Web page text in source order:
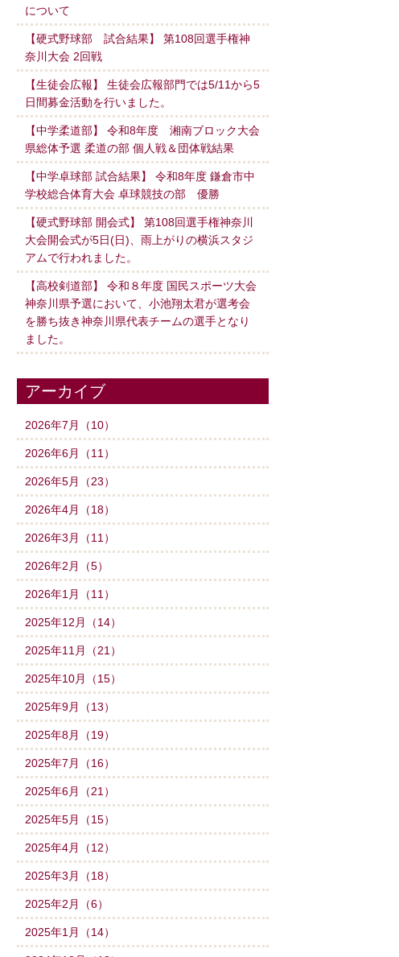
について
【硬式野球部 試合結果】 第108回選手権神
奈川大会 2回戦
【生徒会広報】 生徒会広報部門では5/11から5
日間募金活動を行いました。
【中学柔道部】 令和8年度 湘南ブロック大会
県総体予選 柔道の部 個人戦＆団体戦結果
【中学卓球部 試合結果】 令和8年度 鎌倉市中
学校総合体育大会 卓球競技の部 優勝
【硬式野球部 開会式】 第108回選手権神奈川
大会開会式が5日(日)、雨上がりの横浜スタジ
アムで行われました。
【高校剣道部】 令和８年度 国民スポーツ大会
神奈川県予選において、小池翔太君が選考会
を勝ち抜き神奈川県代表チームの選手となり
ました。
アーカイブ
2026年7月（10）
2026年6月（11）
2026年5月（23）
2026年4月（18）
2026年3月（11）
2026年2月（5）
2026年1月（11）
2025年12月（14）
2025年11月（21）
2025年10月（15）
2025年9月（13）
2025年8月（19）
2025年7月（16）
2025年6月（21）
2025年5月（15）
2025年4月（12）
2025年3月（18）
2025年2月（6）
2025年1月（14）